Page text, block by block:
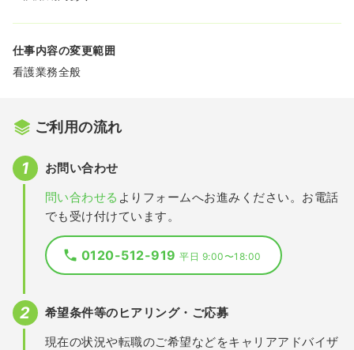
仕事内容の変更範囲
看護業務全般
ご利用の流れ
お問い合わせ
問い合わせる よりフォームへお進みください。お電話
でも受け付けています。
0120-512-919平日 9:00〜18:00
希望条件等のヒアリング・ご応募
現在の状況や転職のご希望などをキャリアアドバイザ